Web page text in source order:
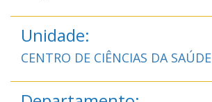
Unidade:
CENTRO DE CIÊNCIAS DA SAÚDE